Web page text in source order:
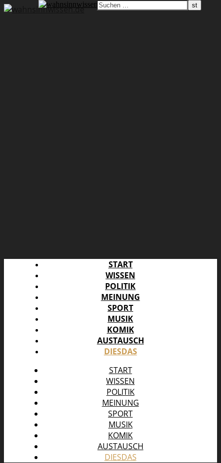
START
WISSEN
POLITIK
MEINUNG
SPORT
MUSIK
KOMIK
AUSTAUSCH
DIESDAS
START
WISSEN
POLITIK
MEINUNG
SPORT
MUSIK
KOMIK
AUSTAUSCH
DIESDAS